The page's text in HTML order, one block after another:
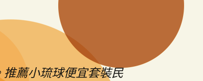
薦小琉球便宜套裝民